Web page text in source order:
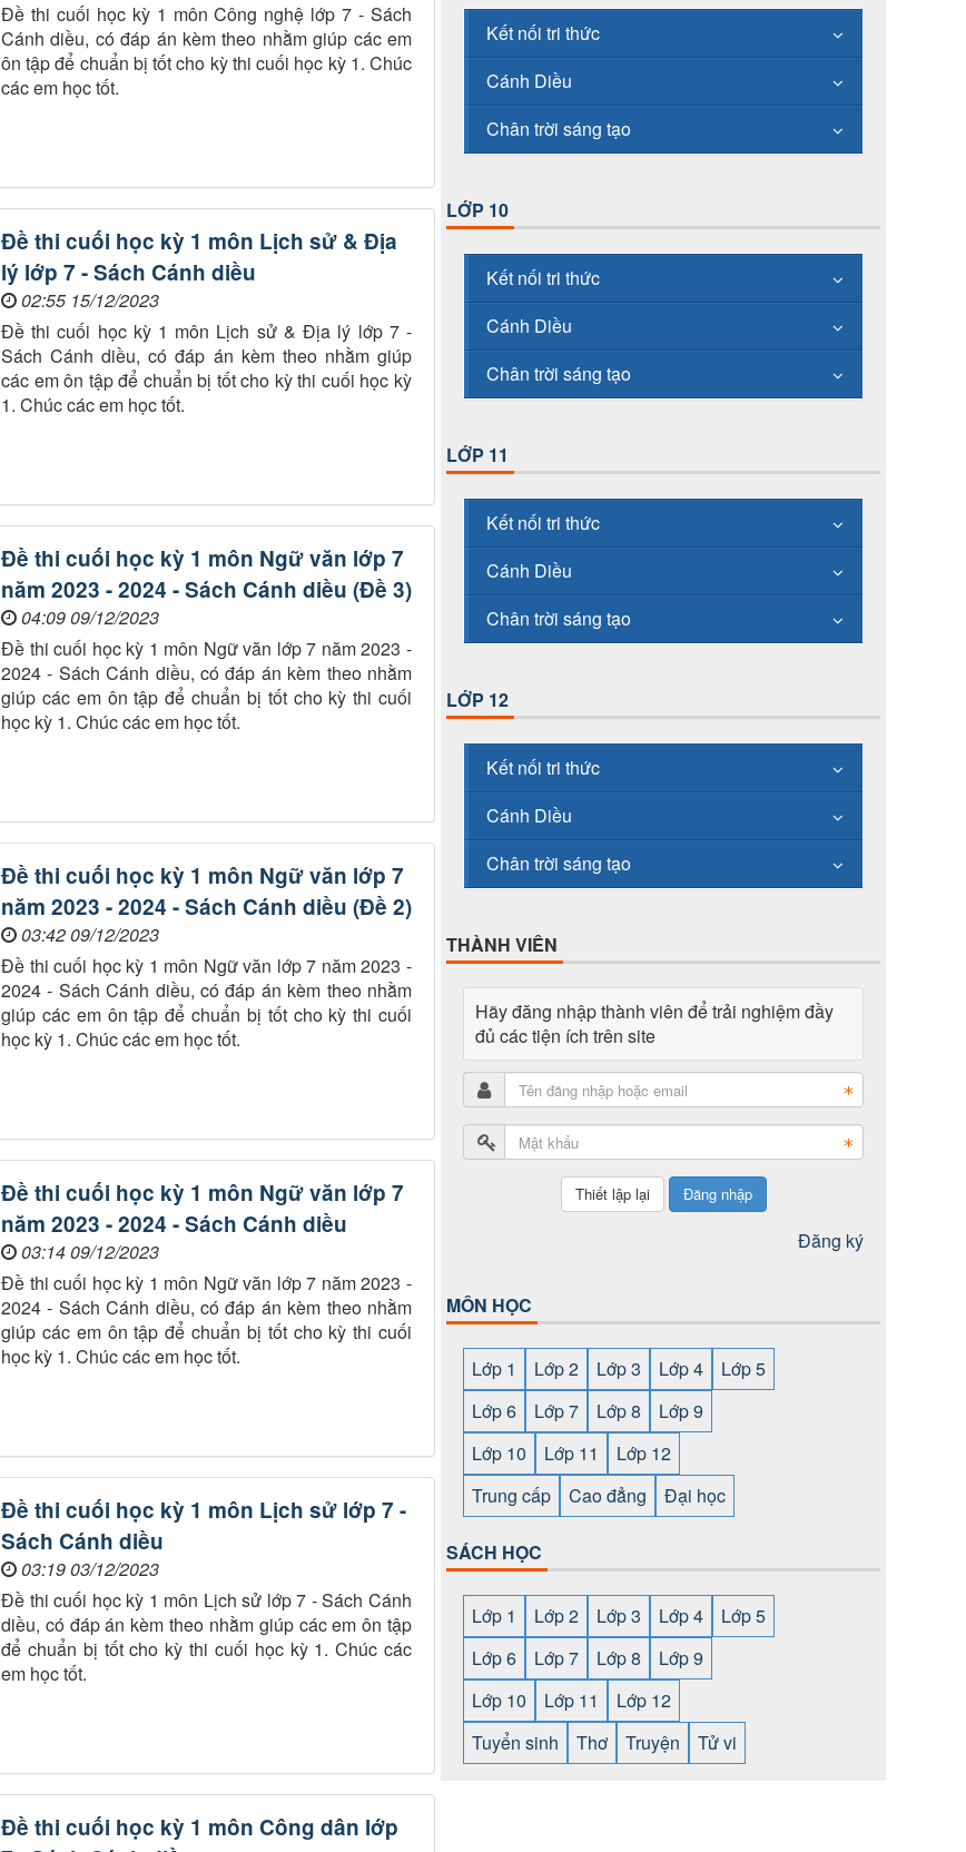
Đề thi cuối học kỳ 1 môn Công nghệ lớp 7 - Sách
Cánh diều, có đáp án kèm theo nhằm giúp các em
ôn tập để chuẩn bị tốt cho kỳ thi cuối học kỳ 1. Chúc
các em học tốt.
Đề thi cuối học kỳ 1 môn Lịch sử & Địa
lý lớp 7 - Sách Cánh diều
02:55 15/12/2023
Đề thi cuối học kỳ 1 môn Lịch sử & Địa lý lớp 7 -
Sách Cánh diều, có đáp án kèm theo nhằm giúp
các em ôn tập để chuẩn bị tốt cho kỳ thi cuối học kỳ
1. Chúc các em học tốt.
Đề thi cuối học kỳ 1 môn Ngữ văn lớp 7
năm 2023 - 2024 - Sách Cánh diều (Đề 3)
04:09 09/12/2023
Đề thi cuối học kỳ 1 môn Ngữ văn lớp 7 năm 2023 -
2024 - Sách Cánh diều, có đáp án kèm theo nhằm
giúp các em ôn tập để chuẩn bị tốt cho kỳ thi cuối
học kỳ 1. Chúc các em học tốt.
Đề thi cuối học kỳ 1 môn Ngữ văn lớp 7
năm 2023 - 2024 - Sách Cánh diều (Đề 2)
03:42 09/12/2023
Đề thi cuối học kỳ 1 môn Ngữ văn lớp 7 năm 2023 -
2024 - Sách Cánh diều, có đáp án kèm theo nhằm
giúp các em ôn tập để chuẩn bị tốt cho kỳ thi cuối
học kỳ 1. Chúc các em học tốt.
Đề thi cuối học kỳ 1 môn Ngữ văn lớp 7
năm 2023 - 2024 - Sách Cánh diều
03:14 09/12/2023
Đề thi cuối học kỳ 1 môn Ngữ văn lớp 7 năm 2023 -
2024 - Sách Cánh diều, có đáp án kèm theo nhằm
giúp các em ôn tập để chuẩn bị tốt cho kỳ thi cuối
học kỳ 1. Chúc các em học tốt.
Đề thi cuối học kỳ 1 môn Lịch sử lớp 7 -
Sách Cánh diều
03:19 03/12/2023
Đề thi cuối học kỳ 1 môn Lịch sử lớp 7 - Sách Cánh
diều, có đáp án kèm theo nhằm giúp các em ôn tập
để chuẩn bị tốt cho kỳ thi cuối học kỳ 1. Chúc các
em học tốt.
Đề thi cuối học kỳ 1 môn Công dân lớp
Kết nối tri thức
Cánh Diều
Chân trời sáng tạo
LỚP 10
Kết nối tri thức
Cánh Diều
Chân trời sáng tạo
LỚP 11
Kết nối tri thức
Cánh Diều
Chân trời sáng tạo
LỚP 12
Kết nối tri thức
Cánh Diều
Chân trời sáng tạo
THÀNH VIÊN
Hãy đăng nhập thành viên để trải nghiệm đầy
đủ các tiện ích trên site
Đăng nhập
Đăng ký
MÔN HỌC
Lớp 1 Lớp 2 Lớp 3 Lớp 4
Lớp 5
Lớp 6
Lớp 7 Lớp 8
Lớp 9
Lớp 10
Lớp 11
Lớp 12
Trung cấp
Cao đẳng Đại học
SÁCH HỌC
Lớp 1 Lớp 2 Lớp 3 Lớp 4
Lớp 5
Lớp 6
Lớp 7 Lớp 8
Lớp 9
Lớp 10
Lớp 11
Lớp 12
Tuyển sinh
Thơ Truyện Tử vi